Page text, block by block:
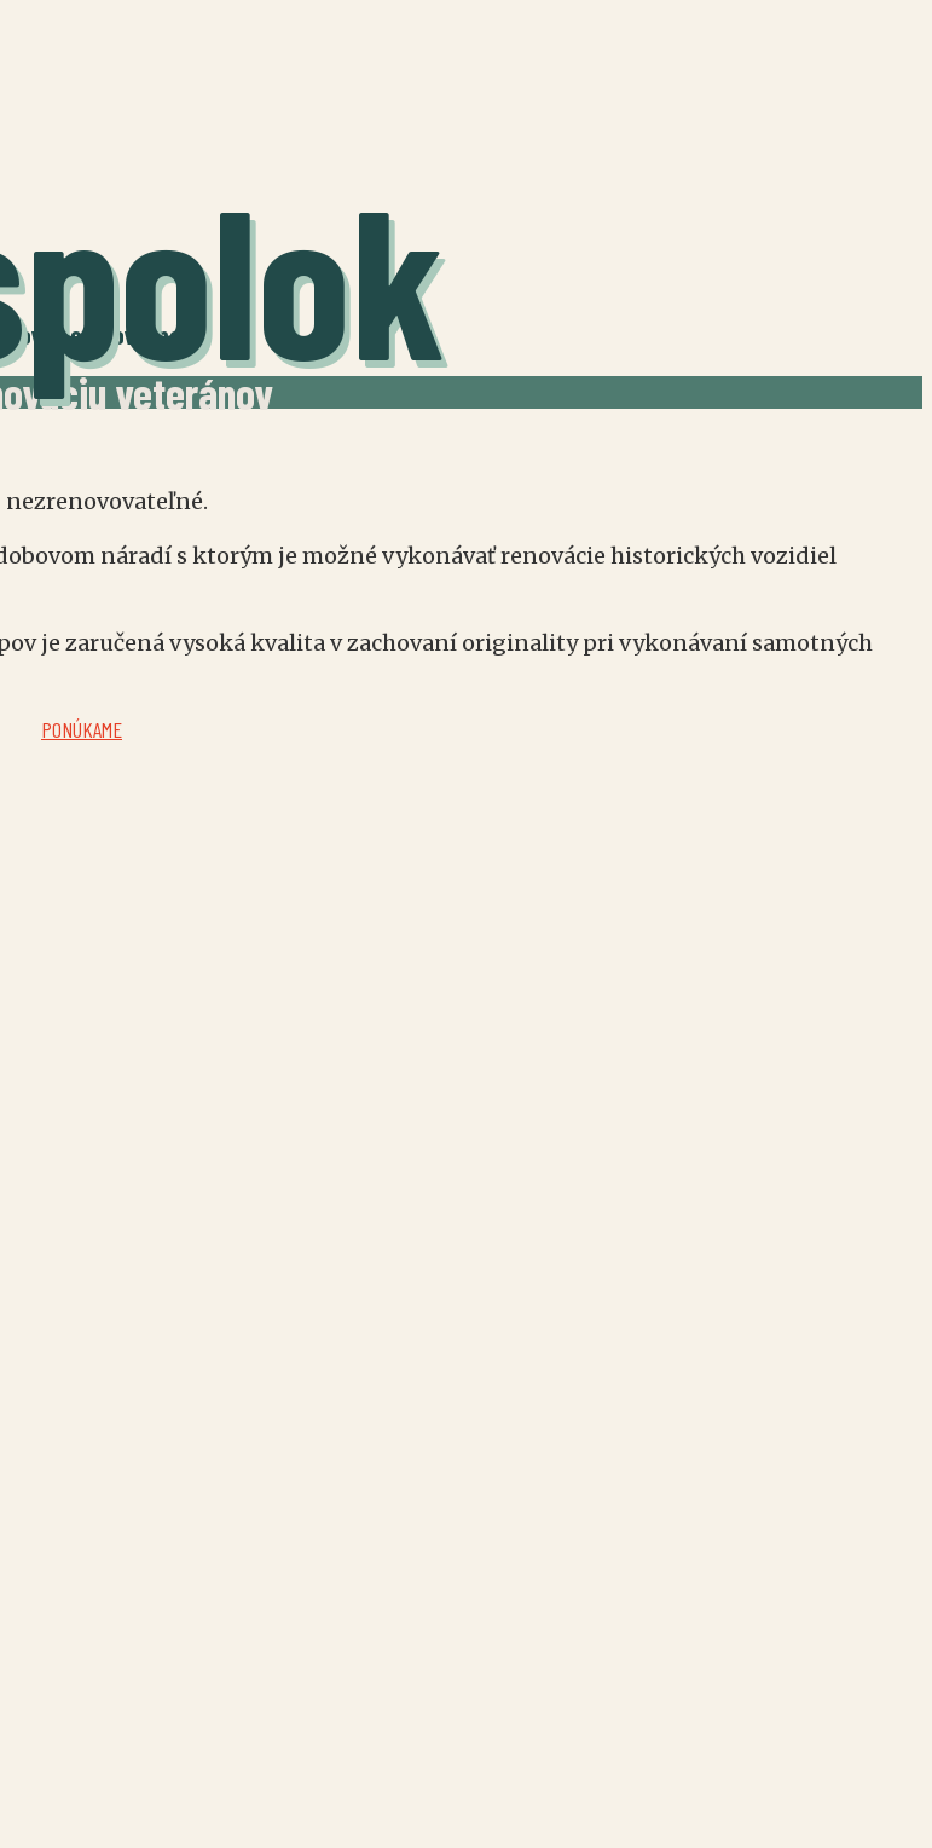
bicyklov a pod.
veteránov
náradí s ktorým je možné vykonávať renovácie historických vozidiel
je zaručená vysoká kvalita v zachovaní originality pri vykonávaní samotných
PONÚKAME